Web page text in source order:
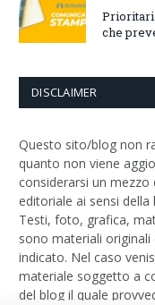
che
DISCLAIMER
Questo sito/blog non
quanto non viene
considerarsi un
editoriale ai sensi della
Testi, foto, grafica,
sono materiali
indicato. Nel caso
materiale soggetto a
del blog il quale